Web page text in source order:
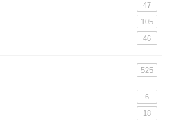
47
105
46
525
6
18